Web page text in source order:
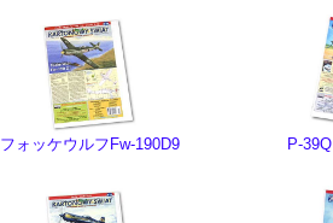
フォッケウルフFw-190D9 P-